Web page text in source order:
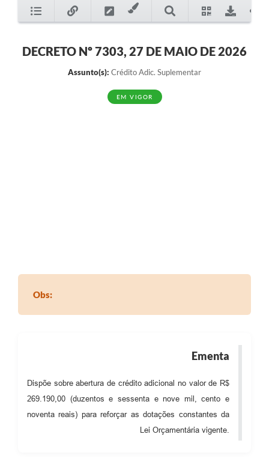
Expediente
Contas Públicas
DECRETO Nº 7303, 27 DE MAIO DE 2026
Assunto(s): Crédito Adic. Suplementar
EM VIGOR
Obs:
Ementa
Dispõe sobre abertura de crédito adicional no valor de R$
269.190,00 (duzentos e sessenta e nove mil, cento e
noventa reais) para reforçar as dotações constantes da
Lei Orçamentária vigente.